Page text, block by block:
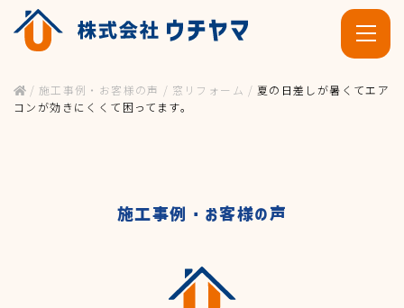
/ 施工事例・お客様の声 / 窓リフォーム / 夏の日差しが暑くてエア
コンが効きにくくて困ってます。
施工事例・お客様の声